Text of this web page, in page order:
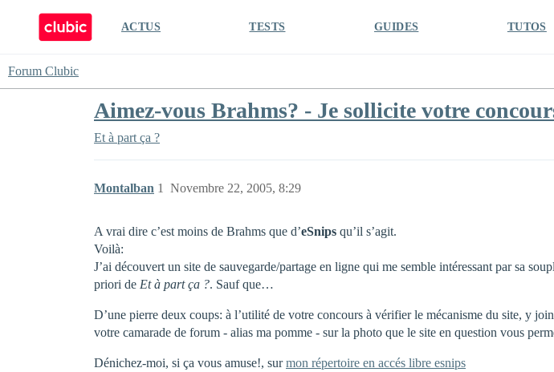
ACTUS TESTS GUIDES TUTOS
Forum Clubic
Aimez-vous Brahms? - Je sollicite votre
Et à part ça ?
Montalban Novembre 22, 2005, 8:29
1
A vrai dire c’est moins de Brahms que d’eSnips qu’il s’agit.
Voilà:
J’ai découvert un site de sauvegarde/partage en ligne qui me semble intéressant par sa
priori de Et à part ça ?. Sauf que…
D’une pierre deux coups: à l’utilité de votre concours à vérifier le mécanisme du site, y
votre camarade de forum - alias ma pomme - sur la photo que le site en question vous
Dénichez-moi, si ça vous amuse!, surmon répertoire en accés libre esnips